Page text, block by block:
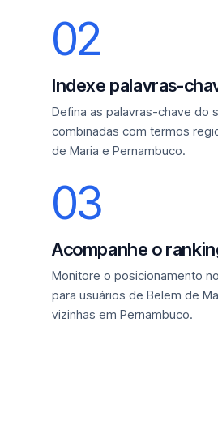
02
Indexe palavras-
Defina as palavras-chave do
combinadas com termos
de Maria e Pernambuco.
03
Acompanhe o
Monitore o posicionamento
para usuários de Belem de
vizinhas em Pernambuco.